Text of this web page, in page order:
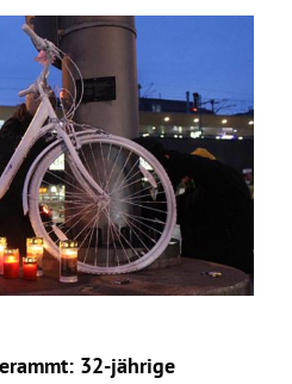
32-jährige